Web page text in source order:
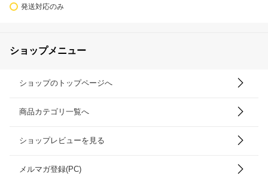
発送対応のみ
ショップメニュー
ショップのトップページへ
商品カテゴリ一覧へ
ショップレビューを見る
メルマガ登録(PC)